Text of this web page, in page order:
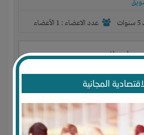
المجانية
عدد الاعضاء : 1 الأعضاء
محل ملابس